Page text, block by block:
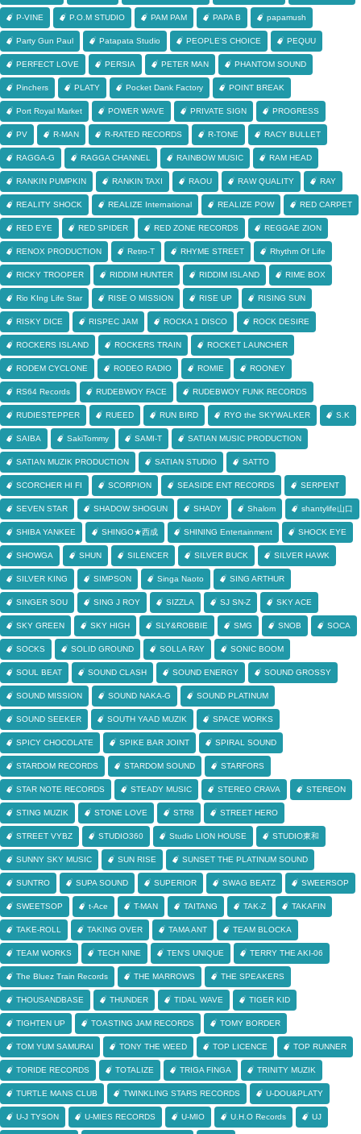
P-VINE P.O.M STUDIO PAM PAM PAPA B papamush
Party Gun Paul Patapata Studio PEOPLE'S CHOICE PEQUU
PERFECT LOVE PERSIA PETER MAN PHANTOM SOUND
Pinchers PLATY Pocket Dank Factory POINT BREAK
Port Royal Market POWER WAVE PRIVATE SIGN PROGRESS
PV R-MAN R-RATED RECORDS R-TONE RACY BULLET
RAGGA-G RAGGA CHANNEL RAINBOW MUSIC RAM HEAD
RANKIN PUMPKIN RANKIN TAXI RAOU RAW QUALITY RAY
REALITY SHOCK REALIZE International REALIZE POW RED CARPET
RED EYE RED SPIDER RED ZONE RECORDS REGGAE ZION
RENOX PRODUCTION Retro-T RHYME STREET Rhythm Of Life
RICKY TROOPER RIDDIM HUNTER RIDDIM ISLAND RIME BOX
Rio KIng Life Star RISE O MISSION RISE UP RISING SUN
RISKY DICE RISPEC JAM ROCKA 1 DISCO ROCK DESIRE
ROCKERS ISLAND ROCKERS TRAIN ROCKET LAUNCHER
RODEM CYCLONE RODEO RADIO ROMIE ROONEY
RS64 Records RUDEBWOY FACE RUDEBWOY FUNK RECORDS
RUDIESTEPPER RUEED RUN BIRD RYO the SKYWALKER S.K
SAIBA SakiTommy SAMI-T SATIAN MUSIC PRODUCTION
SATIAN MUZIK PRODUCTION SATIAN STUDIO SATTO
SCORCHER HI FI SCORPION SEASIDE ENT RECORDS SERPENT
SEVEN STAR SHADOW SHOGUN SHADY Shalom shantylife山口
SHIBA YANKEE SHINGO★西成 SHINING Entertainment SHOCK EYE
SHOWGA SHUN SILENCER SILVER BUCK SILVER HAWK
SILVER KING SIMPSON Singa Naoto SING ARTHUR
SINGER SOU SING J ROY SIZZLA SJ SN-Z SKY ACE
SKY GREEN SKY HIGH SLY&ROBBIE SMG SNOB SOCA
SOCKS SOLID GROUND SOLLA RAY SONIC BOOM
SOUL BEAT SOUND CLASH SOUND ENERGY SOUND GROSSY
SOUND MISSION SOUND NAKA-G SOUND PLATINUM
SOUND SEEKER SOUTH YAAD MUZIK SPACE WORKS
SPICY CHOCOLATE SPIKE BAR JOINT SPIRAL SOUND
STARDOM RECORDS STARDOM SOUND STARFORS
STAR NOTE RECORDS STEADY MUSIC STEREO CRAVA STEREON
STING MUZIK STONE LOVE STR8 STREET HERO
STREET VYBZ STUDIO360 Studio LION HOUSE STUDIO東和
SUNNY SKY MUSIC SUN RISE SUNSET THE PLATINUM SOUND
SUNTRO SUPA SOUND SUPERIOR SWAG BEATZ SWEERSOP
SWEETSOP t-Ace T-MAN TAITANG TAK-Z TAKAFIN
TAKE-ROLL TAKING OVER TAMA ANT TEAM BLOCKA
TEAM WORKS TECH NINE TEN'S UNIQUE TERRY THE AKI-06
The Bluez Train Records THE MARROWS THE SPEAKERS
THOUSANDBASE THUNDER TIDAL WAVE TIGER KID
TIGHTEN UP TOASTING JAM RECORDS TOMY BORDER
TOM YUM SAMURAI TONY THE WEED TOP LICENCE TOP RUNNER
TORIDE RECORDS TOTALIZE TRIGA FINGA TRINITY MUZIK
TURTLE MANS CLUB TWINKLING STARS RECORDS U-DOU&PLATY
U-J TYSON U-MIES RECORDS U-MIO U.H.O Records UJ